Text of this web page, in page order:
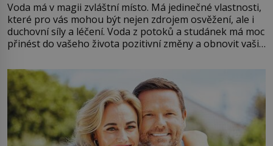
Voda má v magii zvláštní místo. Má jedinečné vlastnosti,
které pro vás mohou být nejen zdrojem osvěžení, ale i
duchovní síly a léčení. Voda z potoků a studánek má moc
přinést do vašeho života pozitivní změny a obnovit vaši
můžete obohatit své rituály a přinést do svého života
větší harmonii a klid. Je důležité